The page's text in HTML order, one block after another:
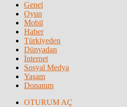
Genel
Oyun
Mobil
Haber
Türkiyeden
Dünyadan
İnternet
Sosyal Medya
Yaşam
Donanım
OTURUM AÇ